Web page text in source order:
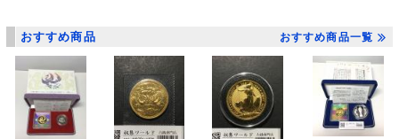
おすすめ商品 おすすめ商品一覧